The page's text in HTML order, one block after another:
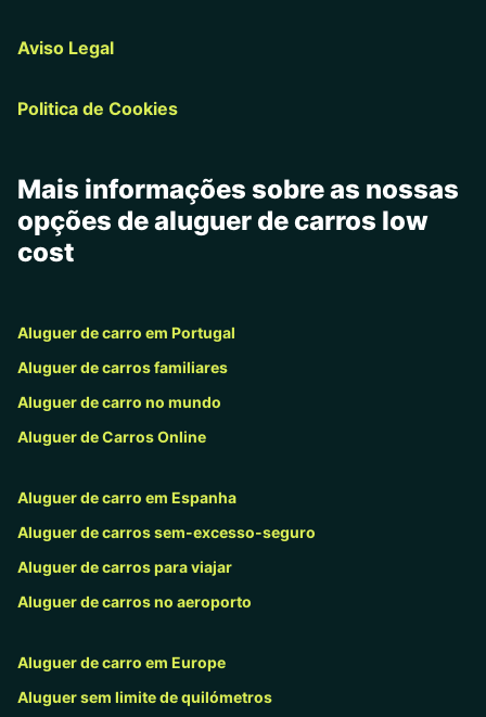
Aviso Legal
Politica de Cookies
Mais informações sobre as nossas
opções de aluguer de carros low
cost
Aluguer de carro em Portugal
Aluguer de carros familiares
Aluguer de carro no mundo
Aluguer de Carros Online
Aluguer de carro em Espanha
Aluguer de carros sem-excesso-seguro
Aluguer de carros para viajar
Aluguer de carros no aeroporto
Aluguer de carro em Europe
Aluguer sem limite de quilómetros